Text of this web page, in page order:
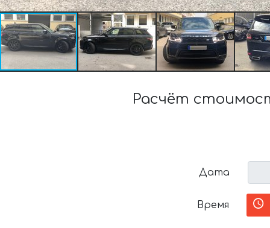
Расчёт
Дата
Время